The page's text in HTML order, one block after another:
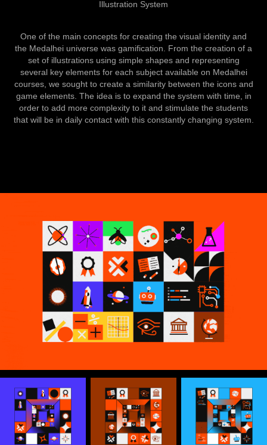
Illustration System
One of the main concepts for creating the visual identity and
the Medalhei universe was gamification. From the creation of a
set of illustrations using simple shapes and representing
several key elements for each subject available on Medalhei
courses, we sought to create a similarity between the icons and
game elements. The idea is to expand the system with time, in
order to add more complexity to it and stimulate the students
that will be in daily contact with this constantly changing system.